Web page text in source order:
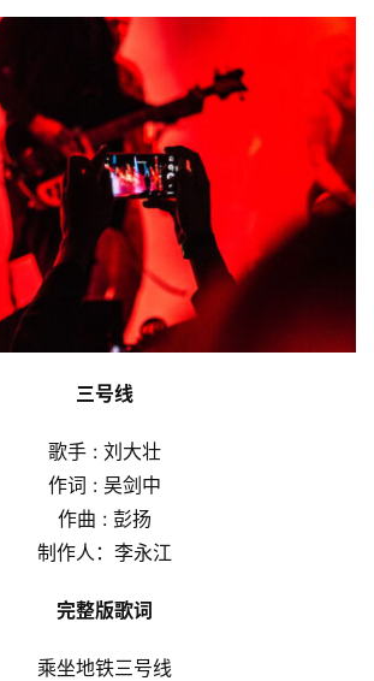
三号线
歌手 : 刘大壮
作词 : 吴剑中
作曲 : 彭扬
制作人：李永江
完整版歌词
乘坐地铁三号线